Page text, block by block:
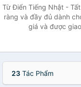
Từ Điển Tiếng Nhật -
ràng và đầy đủ dành
giá và được
23 Tác Phẩm